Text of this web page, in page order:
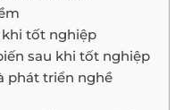
tốt nghiệp
sau khi tốt nghiệp
phát triển nghề